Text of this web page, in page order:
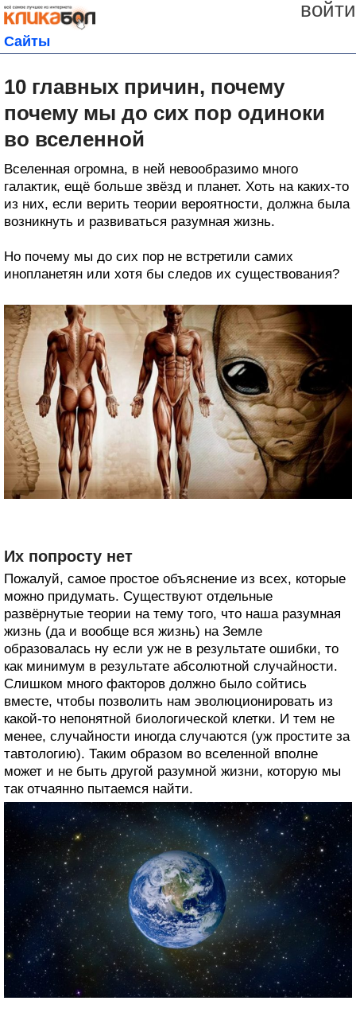
войти
Сайты
10 главных причин, почему
почему мы до сих пор одиноки
во вселенной
Вселенная огромна, в ней невообразимо много
галактик, ещё больше звёзд и планет. Хоть на каких-то
из них, если верить теории вероятности, должна была
возникнуть и развиваться разумная жизнь.
Но почему мы до сих пор не встретили самих
инопланетян или хотя бы следов их существования?
Их попросту нет
Пожалуй, самое простое объяснение из всех, которые
можно придумать. Существуют отдельные
развёрнутые теории на тему того, что наша разумная
жизнь (да и вообще вся жизнь) на Земле
образовалась ну если уж не в результате ошибки, то
как минимум в результате абсолютной случайности.
Слишком много факторов должно было сойтись
вместе, чтобы позволить нам эволюционировать из
какой-то непонятной биологической клетки. И тем не
менее, случайности иногда случаются (уж простите за
тавтологию). Таким образом во вселенной вполне
может и не быть другой разумной жизни, которую мы
так отчаянно пытаемся найти.